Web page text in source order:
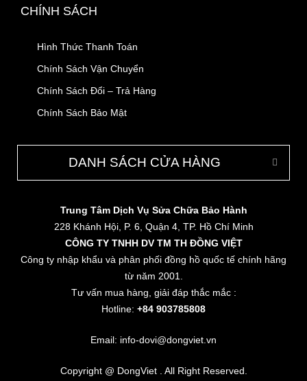
CHÍNH SÁCH
Hình Thức Thanh Toán
Chính Sách Vận Chuyển
Chính Sách Đổi – Trả Hàng
Chính Sách Bảo Mật
DANH SÁCH CỬA HÀNG
Trung Tâm Dịch Vụ Sửa Chữa Bảo Hành
228 Khánh Hội, P. 6, Quận 4, TP. Hồ Chí Minh
CÔNG TY TNHH DV TM TH ĐỒNG VIỆT
Công ty nhập khẩu và phân phối đồng hồ quốc tế chính hãng
từ năm 2001.
Tư vấn mua hàng, giải đáp thắc mắc :
Hotline: +84 903785808
Email: info-dovi@dongviet.vn
Copyright @ DongViet . All Right Reserved.